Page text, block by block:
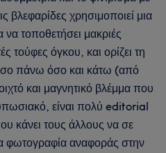
βλεφαρίδες χρησιμοποιεί μια
τοποθετήσει μακριές
τούφες όγκου, και ορίζει τη
πάνω όσο και κάτω (από
και μαγνητικό βλέμμα που
είναι πολύ editorial
κάνει τους άλλους να σε
φωτογραφία αναφοράς στην